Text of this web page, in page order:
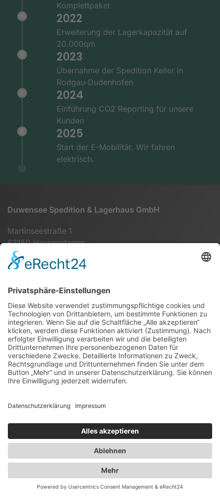
Komplettpaket
2022
Erweiterung der Lagerkapazität auf
20.000qm
2023
Übernahme der Spedition Keller in
Rodgau-Dudenhofen
2024
Einführung CO2 Reporting für unsere
Kunden
2025
Start der E-Mobilität. Wir fahren
elektrisch.
Duwensee Spedition & Lagerhaus GmbH
Martinseestraße 1
63150 Heusenstamm
+49 (0) 6104 64860 - 00
Spezialisten für:
Fernverkehr Transport Europa
Nahverkehr Transport Rhein-Main
UK-Transporte
Duwensee auf Facebook